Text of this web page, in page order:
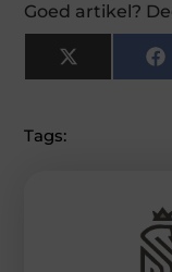
Goed artikel?
X
(Twitter)
Tags: